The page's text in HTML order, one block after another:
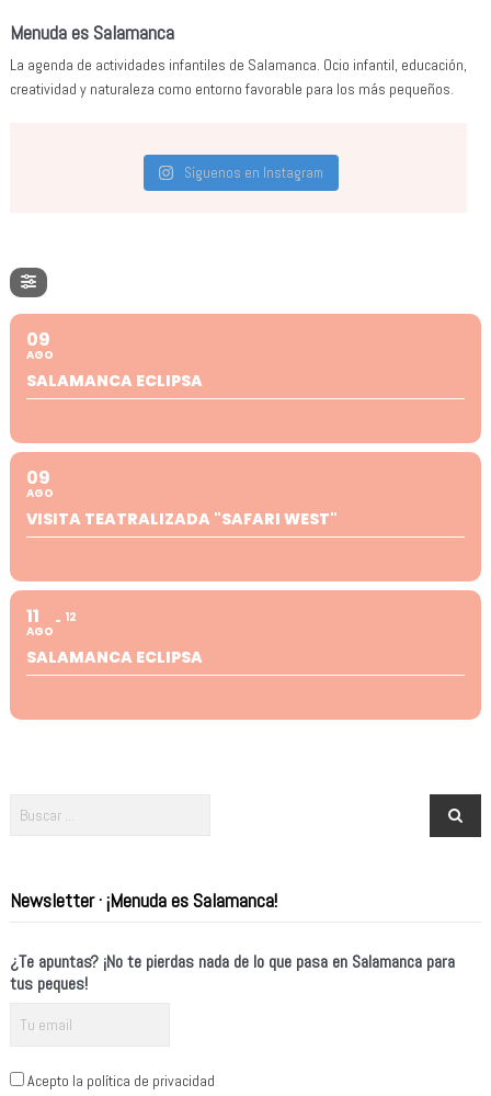
Menuda es Salamanca
La agenda de actividades infantiles de Salamanca. Ocio infantil, educación,
creatividad y naturaleza como entorno favorable para los más pequeños.
Síguenos en Instagram
09
AGO
SALAMANCA ECLIPSA
09
AGO
VISITA TEATRALIZADA "SAFARI WEST"
11
AGO
12
SALAMANCA ECLIPSA
Newsletter · ¡Menuda es Salamanca!
¿Te apuntas? ¡No te pierdas nada de lo que pasa en Salamanca para
tus peques!
Acepto la política de privacidad